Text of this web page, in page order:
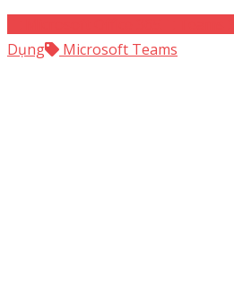
Dụng
Microsoft Teams